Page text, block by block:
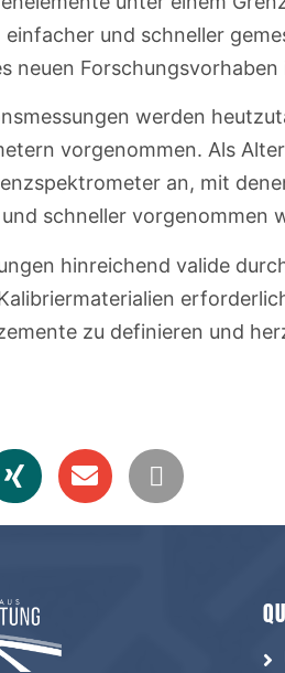
und schneller
neuen Forschungsvorhaben
werden
vorgenommen. Als
an, mit
schneller vorgenommen
hinreichend valide
zu definieren und